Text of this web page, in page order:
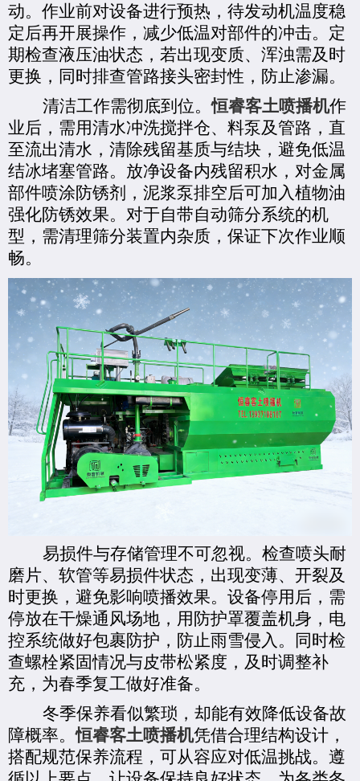
动。作业前对设备进行预热，待发动机温度稳
定后再开展操作，减少低温对部件的冲击。定
期检查液压油状态，若出现变质、浑浊需及时
更换，同时排查管路接头密封性，防止渗漏。
清洁工作需彻底到位。恒睿客土喷播机作
业后，需用清水冲洗搅拌仓、料泵及管路，直
至流出清水，清除残留基质与结块，避免低温
结冰堵塞管路。放净设备内残留积水，对金属
部件喷涂防锈剂，泥浆泵排空后可加入植物油
强化防锈效果。对于自带自动筛分系统的机
型，需清理筛分装置内杂质，保证下次作业顺
畅。
易损件与存储管理不可忽视。检查喷头耐
磨片、软管等易损件状态，出现变薄、开裂及
时更换，避免影响喷播效果。设备停用后，需
停放在干燥通风场地，用防护罩覆盖机身，电
控系统做好包裹防护，防止雨雪侵入。同时检
查螺栓紧固情况与皮带松紧度，及时调整补
充，为春季复工做好准备。
冬季保养看似繁琐，却能有效降低设备故
障概率。恒睿客土喷播机凭借合理结构设计，
搭配规范保养流程，可从容应对低温挑战。遵